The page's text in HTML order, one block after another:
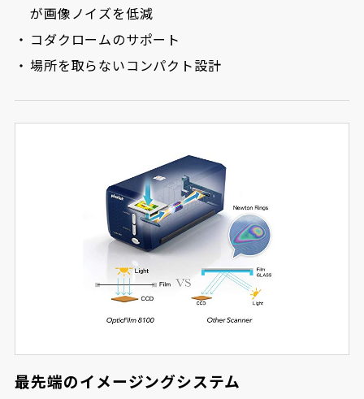
が画像ノイズを低減
コダクロームのサポート
場所を取らないコンパクト設計
最先端のイメージングシステム